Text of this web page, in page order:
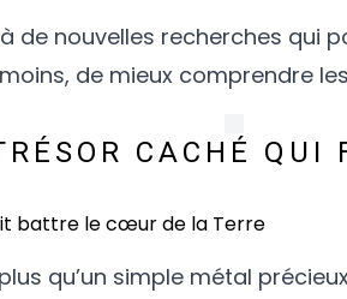
de nouvelles recherches qui
de mieux comprendre
CACHÉ
qu’un simple métal